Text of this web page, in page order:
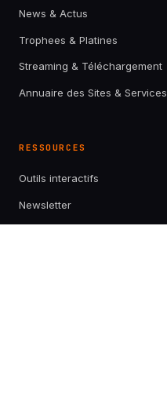
News & Actus
Trophees & Platines
Streaming & Téléchargement
Annuaire des Sites & Services
RESSOURCES
Outils interactifs
Newsletter